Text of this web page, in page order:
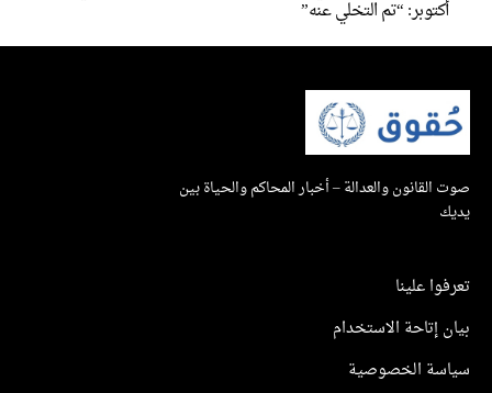
أكتوبر: “تم التخلي عنه”
صوت القانون والعدالة – أخبار المحاكم والحياة بين
يديك
تعرفوا علينا
بيان إتاحة الاستخدام
سياسة الخصوصية